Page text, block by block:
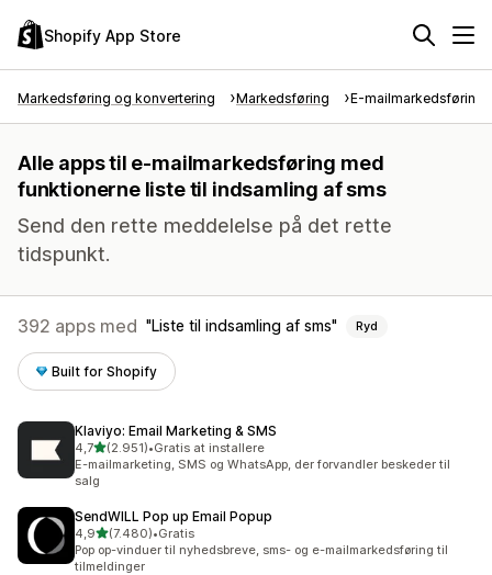
Shopify App Store
Markedsføring og konvertering Markedsføring E-mailmarkedsføring
Alle apps til e-mailmarkedsføring med
funktionerne liste til indsamling af sms
Send den rette meddelelse på det rette
tidspunkt.
392 apps med Liste til indsamling af sms Ryd
Built for Shopify
Klaviyo: Email Marketing & SMS
4,7ud af 5 stjerner
(2.951)
2951 anmeldelser i alt
•Gratis at installere
E-mailmarketing, SMS og WhatsApp, der forvandler beskeder til
salg
SendWILL Pop up Email Popup
4,9ud af 5 stjerner
(7.480)
7480 anmeldelser i alt
•Gratis
Pop op-vinduer til nyhedsbreve, sms- og e-mailmarkedsføring til
tilmeldinger